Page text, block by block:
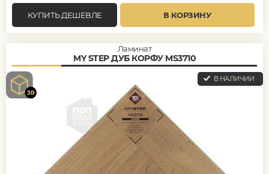
КУПИТЬ ДЕШЕВЛЕ В КОРЗИНУ
Ламинат
MY STEP ДУБ КОРФУ MS3710
В НАЛИЧИИ